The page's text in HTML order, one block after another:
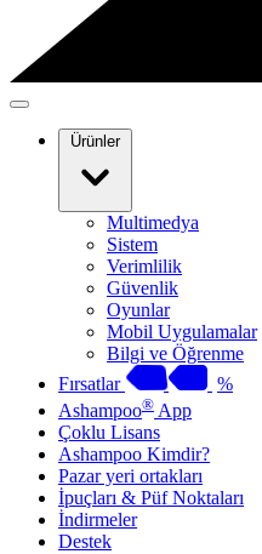
Ürünler
Multimedya
Sistem
Verimlilik
Güvenlik
Oyunlar
Mobil Uygulamalar
Bilgi ve Öğrenme
Fırsatlar
%
Ashampoo® App
Çoklu Lisans
Ashampoo Kimdir?
Pazar yeri ortakları
İpuçları & Püf Noktaları
İndirmeler
Destek